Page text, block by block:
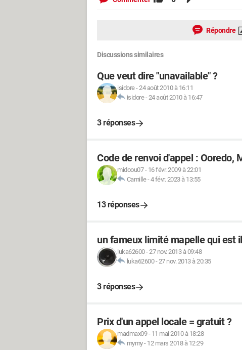
Répondre
Discussions similaires
Que veut dire "unavailable" ?
isidore-24 août 2010 à 16:11
isidore-24 août 2010 à 16:47
3 réponses
Code de renvoi d'appel : Ooredo,
midoou07- 16 févr. 2009 à 22:01
Camille-4 févr. 2023 à 13:55
13 réponses
un fameux limité mapelle qui est
luka62600-27 nov. 2013 à 09:48
luka62600-27 nov. 2013 à 20:35
3 réponses
Prix d'un appel locale = gratuit ?
madmax09- 11 mai 2010 à 18:28
mymy- 12 mars 2018 à 12:29